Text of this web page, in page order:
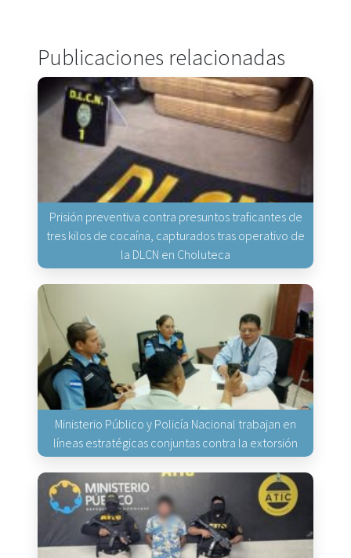
Publicaciones relacionadas
Prisión preventiva contra presuntos traficantes de
tres kilos de cocaína, capturados tras operativo de
la DLCN en Choluteca
Ministerio Público y Policía Nacional trabajan en
líneas estratégicas conjuntas contra la extorsión